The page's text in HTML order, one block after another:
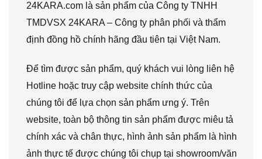
24KARA.com là sản phẩm của Công ty TNHH
TMDVSX 24KARA – Công ty phân phối và thẩm
định đồng hồ chính hãng đầu tiên tại Việt Nam.
Để tìm được sản phẩm, quý khách vui lòng liên hệ
Hotline hoặc truy cập website chính thức của
chúng tôi để lựa chọn sản phẩm ưng ý. Trên
website, toàn bộ thông tin sản phẩm được miêu tả
chính xác và chân thực, hình ảnh sản phẩm là hình
ảnh thực tế được chúng tôi chụp tại showroom/văn